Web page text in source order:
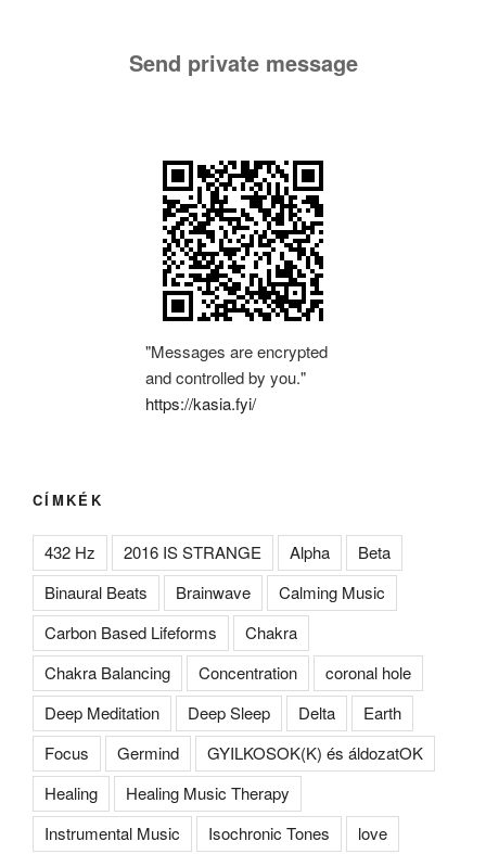
Send private message
"Messages are encrypted
and controlled by you."
https://kasia.fyi/
CÍMKÉK
432 Hz 2016 IS STRANGE Alpha
Beta
Binaural Beats
Brainwave
Calming Music
Carbon Based Lifeforms
Chakra
Chakra Balancing
Concentration
coronal hole
Deep Meditation
Deep Sleep Delta
Earth
Focus
Germind
GYILKOSOK(K) és áldozatOK
Healing
Healing Music Therapy
Instrumental Music
Isochronic Tones love